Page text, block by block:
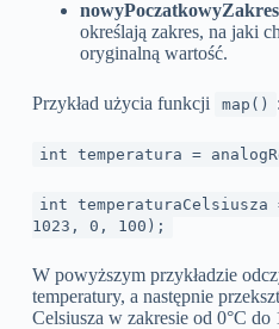
nowyPoczatkowyZakres
określają zakres, na jaki
oryginalną wartość.
Przykład użycia funkcji map() :
int temperatura =
int temperaturaCelsiusza
1023, 0, 100);
W powyższym przykładzie
temperatury, a następnie
Celsiusza w zakresie od 0°C do